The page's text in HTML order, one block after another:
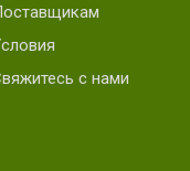
с нами